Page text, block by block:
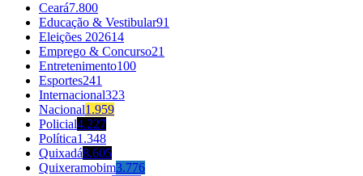
Ceará7.800
Educação & Vestibular91
Eleições 202614
Emprego & Concurso21
Entretenimento100
Esportes241
Internacional323
Nacional1.959
Policial4.227
Política1.348
Quixadá8.605
Quixeramobim3.776